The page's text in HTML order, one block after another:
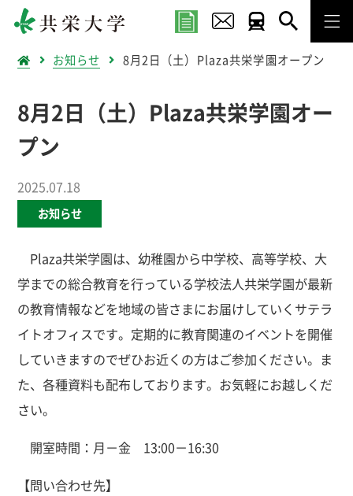
お知らせ 8月2日（土）Plaza共栄学園オープン
8月2日（土）Plaza共栄学園オー
プン
2025.07.18
お知らせ
Plaza共栄学園は、幼稚園から中学校、高等学校、大
学までの総合教育を行っている学校法人共栄学園が最新
の教育情報などを地域の皆さまにお届けしていくサテラ
イトオフィスです。定期的に教育関連のイベントを開催
していきますのでぜひお近くの方はご参加ください。ま
た、各種資料も配布しております。お気軽にお越しくだ
さい。
開室時間：月－金 13:00－16:30
【問い合わせ先】